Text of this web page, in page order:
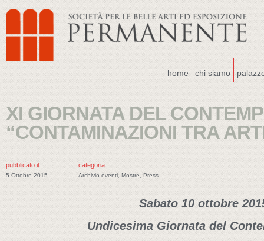
home chi siamo
XI GIORNATA DEL
“CONTAMINAZIONI TRA
pubblicato il
5 Ottobre 2015
categoria
Archivio eventi Mostre Press
Sabato 10 ottobre
Undicesima Giornata del